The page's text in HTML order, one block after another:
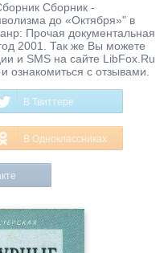
Сборник -
до «Октября»" в
Прочая документальная
2001. Так же Вы можете
и SMS на сайте LibFox.Ru
ознакомиться с отзывами.
В Твиттере
В Одноклассниках